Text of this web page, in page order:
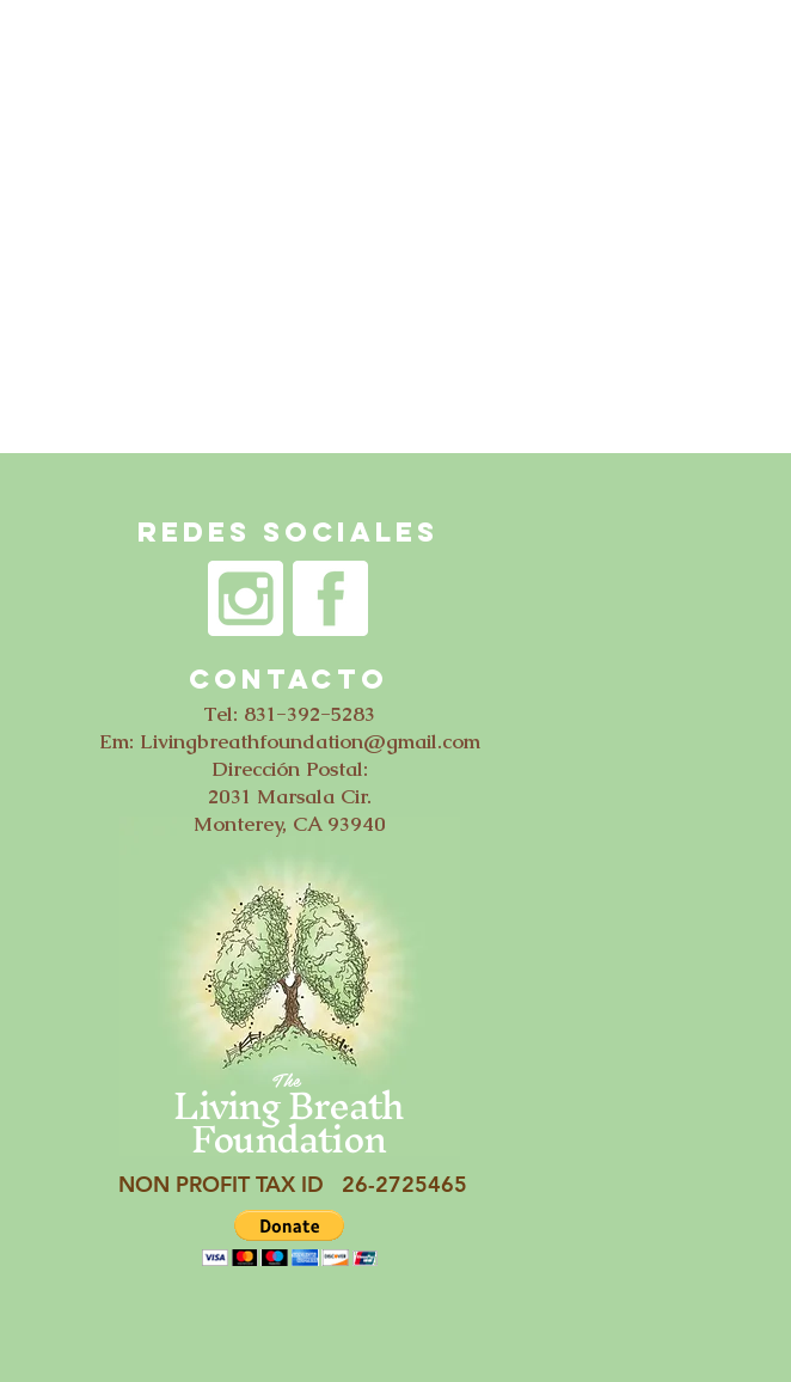
Redes Sociales
CONTACTo
Tel: 831-392-5283
Em: Livingbreathfoundation@gmail.com
Dirección Postal:
2031 Marsala Cir.
Monterey, CA 93940
The
Living Breath
Foundation
NON PROFIT TAX ID 26-2725465